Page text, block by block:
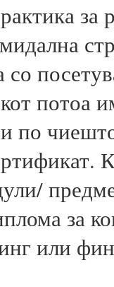
за
со
потоа
по
за
или